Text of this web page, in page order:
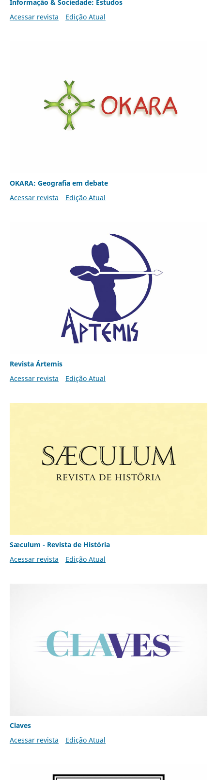
Informação & Sociedade: Estudos
Acessar revista
Edição Atual
OKARA: Geografia em debate
Acessar revista
Edição Atual
Revista Ártemis
Acessar revista
Edição Atual
Sæculum - Revista de História
Acessar revista
Edição Atual
Claves
Acessar revista
Edição Atual